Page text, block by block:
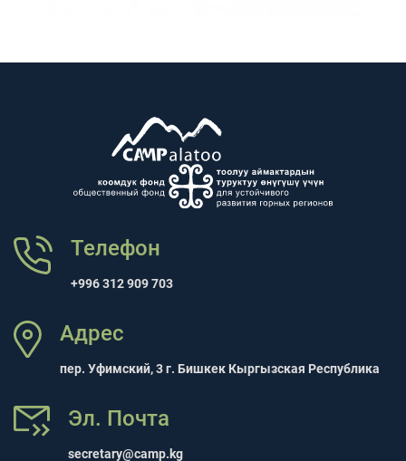
Телефон
+996 312 909 703
Адрес
пер. Уфимский, 3 г. Бишкек Кыргызская Республика
Эл. Почта
secretary@camp.kg